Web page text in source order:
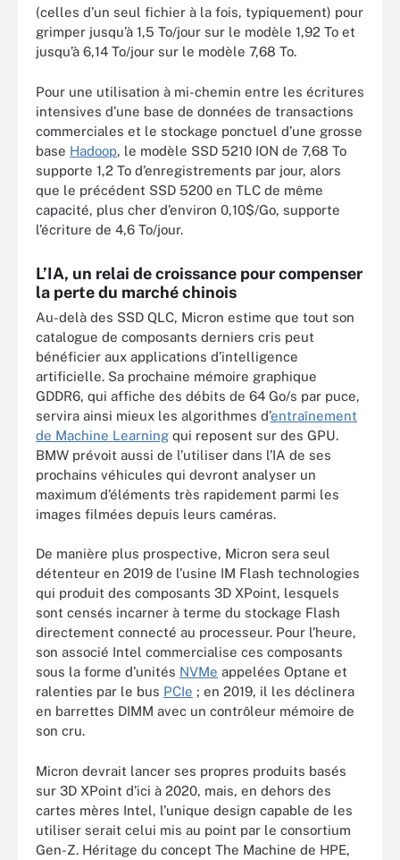
(celles d’un seul fichier à la fois, typiquement) pour
grimper jusqu’à 1,5 To/jour sur le modèle 1,92 To et
jusqu’à 6,14 To/jour sur le modèle 7,68 To.
Pour une utilisation à mi-chemin entre les écritures
intensives d’une base de données de transactions
commerciales et le stockage ponctuel d’une grosse
base Hadoop, le modèle SSD 5210 ION de 7,68 To
supporte 1,2 To d’enregistrements par jour, alors
que le précédent SSD 5200 en TLC de même
capacité, plus cher d’environ 0,10$/Go, supporte
l’écriture de 4,6 To/jour.
L’IA, un relai de croissance pour compenser
la perte du marché chinois
Au-delà des SSD QLC, Micron estime que tout son
catalogue de composants derniers cris peut
bénéficier aux applications d’intelligence
artificielle. Sa prochaine mémoire graphique
GDDR6, qui affiche des débits de 64 Go/s par puce,
servira ainsi mieux les algorithmes d’entraînement
de Machine Learning qui reposent sur des GPU.
BMW prévoit aussi de l’utiliser dans l’IA de ses
prochains véhicules qui devront analyser un
maximum d’éléments très rapidement parmi les
images filmées depuis leurs caméras.
De manière plus prospective, Micron sera seul
détenteur en 2019 de l’usine IM Flash technologies
qui produit des composants 3D XPoint, lesquels
sont censés incarner à terme du stockage Flash
directement connecté au processeur. Pour l’heure,
son associé Intel commercialise ces composants
sous la forme d’unités NVMe appelées Optane et
ralenties par le bus PCIe ; en 2019, il les déclinera
en barrettes DIMM avec un contrôleur mémoire de
son cru.
Micron devrait lancer ses propres produits basés
sur 3D XPoint d’ici à 2020, mais, en dehors des
cartes mères Intel, l’unique design capable de les
utiliser serait celui mis au point par le consortium
Gen-Z. Héritage du concept The Machine de HPE,